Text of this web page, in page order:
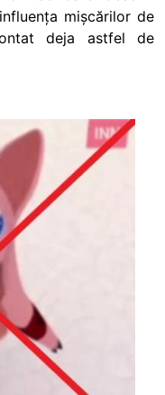
mișcărilor de
deja astfel de